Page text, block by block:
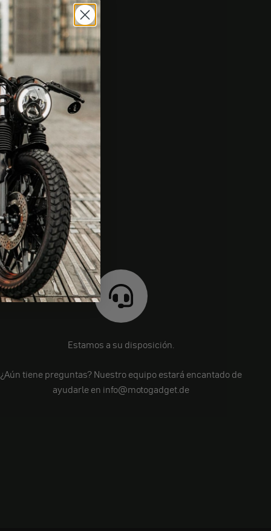
Estamos a su disposición.
¿Aún tiene preguntas? Nuestro equipo estará encantado de
ayudarle en info@motogadget.de